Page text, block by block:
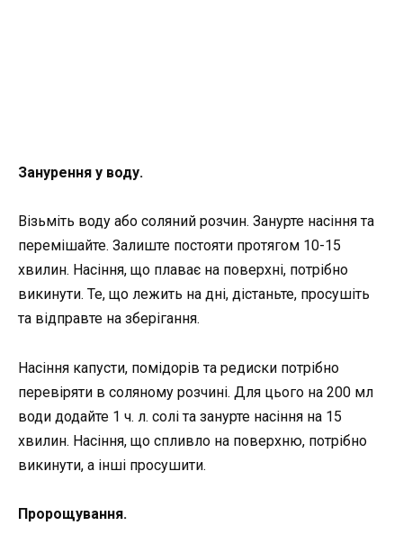
Занурення у воду.
Візьміть воду або соляний розчин. Занурте насіння та
перемішайте. Залиште постояти протягом 10-15
хвилин. Насіння, що плаває на поверхні, потрібно
викинути. Те, що лежить на дні, дістаньте, просушіть
та відправте на зберігання.
Насіння капусти, помідорів та редиски потрібно
перевіряти в соляному розчині. Для цього на 200 мл
води додайте 1 ч. л. солі та занурте насіння на 15
хвилин. Насіння, що спливло на поверхню, потрібно
викинути, а інші просушити.
Пророщування.